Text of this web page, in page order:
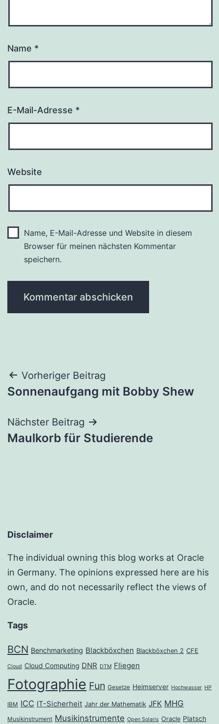
Name *
E-Mail-Adresse *
Website
Name, E-Mail-Adresse und Website in diesem
Browser für meinen nächsten Kommentar
speichern.
Beitragsnavigation
Vorheriger Beitrag
Sonnenaufgang mit Bobby Shew
Nächster Beitrag
Maulkorb für Studierende
Disclaimer
The individual owning this blog works at Oracle
in Germany. The opinions expressed here are his
own, and do not necessarily reflect the views of
Oracle.
Tags
BCN Benchmarketing Blackböxchen Blackböxchen 2 CFE
Cloud Cloud Computing DNR DTM Fliegen
Fotographie Fun Gesetze Heimserver Hochwasser HP
IBM ICC IT-Sicherheit Jahr der Mathematik JFK MHG
Musikinstrument Musikinstrumente Open Solaris Oracle Platsch